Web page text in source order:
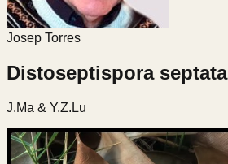
Josep Torres
Distoseptispora septata
J.Ma & Y.Z.Lu